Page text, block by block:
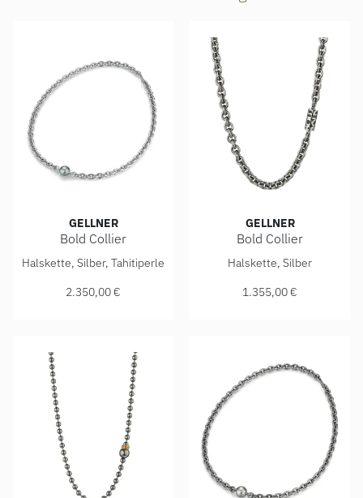
GELLNER
Bold Collier
Gellner Bold Collier, Ref: 5-24212-06, Preis: 2.350,00 €
Halskette, Silber, Tahitiperle
2.350,00 €
GELLNER
Bold Collier
Gellner Bold Collier, Ref:
Halskette, Silber
1.355,00 €